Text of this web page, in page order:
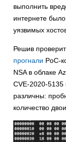
выполнить
интернете
уязвимых
Решив
прогнали PoC-
NSA в облаке
CVE-2020-5135
различны:
количество